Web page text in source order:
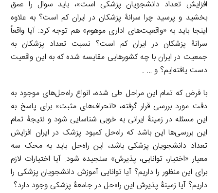
افزایش تعداد دانشجویان پزشکی است»، باید سوال را عمق
بخشید و پرسید چرا سرانۀ پزشکان در ایران کم است؟ به علاوه
اینجا باید به «واقعیت‌های اداری موهوم» هم توجه کرد: آیا واقعاً
سرانۀ پزشکان در ایران کم است؟ نسبت تعداد پزشکان به
جمعیت در ایران با چه کشورهایی مقایسه شده که به این واقعیت
دست یافته‌ایم؟ و … .
با فرض که تمام این مراحل طی شده، انواع راه‌حل‌های موجود به
دقت مورد بررسی قرار گرفته، «انحراف‌های مثبت» برای پاسخ به
این مسئله در زمینۀ ایرانی به خوبی شناسایی شود و نتیجۀ تمام
این بررسی‌ها این باشد که راه‌حل کمبود پزشک در ایران افزایش
تعداد دانشجویان پزشکی باشد، این راه‌حل باید به محک سه
معیار «اختیار، توانایی، پذیرش» سنجیده شود. آیا اختیارات لازم
برای این منظور را داریم؟ آیا توانایی آموزش دانشجویان پزشکی را
داریم؟ آیا زمینۀ پذیرش این راه‌حل در جامعۀ پزشکی وجود دارد؟